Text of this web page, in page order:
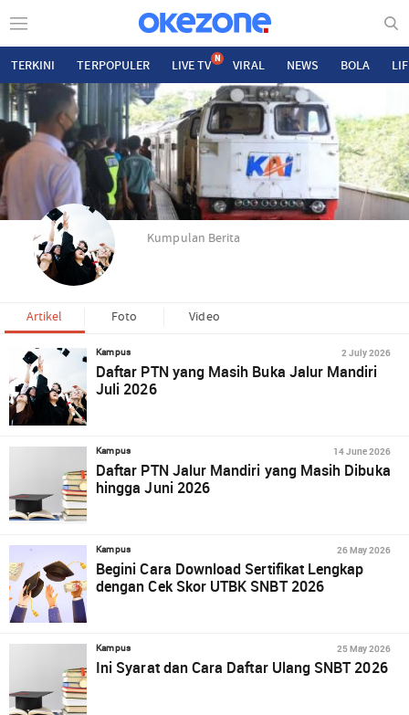
TERKINI TERPOPULER LIVE TV N VIRAL NEWS BOLA
Kumpulan Berita
Artikel Foto Video
Kampus 2 July 2026
Daftar PTN yang Masih Buka Jalur Mandiri
Juli 2026
Kampus 14 June 2026
Daftar PTN Jalur Mandiri yang Masih Dibuka
hingga Juni 2026
Kampus 26 May 2026
Begini Cara Download Sertifikat Lengkap
dengan Cek Skor UTBK SNBT 2026
Kampus 25 May 2026
Ini Syarat dan Cara Daftar Ulang SNBT 2026